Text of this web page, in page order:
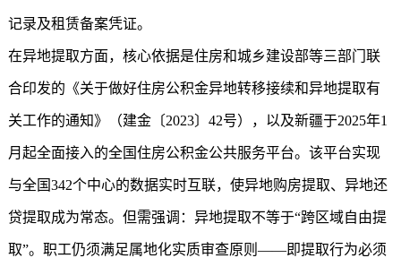
记录及租赁备案凭证。
在异地提取方面，核心依据是住房和城乡建设部等三部门联
合印发的《关于做好住房公积金异地转移接续和异地提取有
关工作的通知》（建金〔2023〕42号），以及新疆于2025年1
月起全面接入的全国住房公积金公共服务平台。该平台实现
与全国342个中心的数据实时互联，使异地购房提取、异地还
贷提取成为常态。但需强调：异地提取不等于“跨区域自由提
取”。职工仍须满足属地化实质审查原则——即提取行为必须